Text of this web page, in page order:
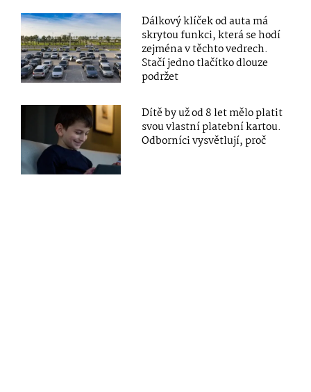
Dálkový klíček od auta má
skrytou funkci, která se hodí
zejména v těchto vedrech.
Stačí jedno tlačítko dlouze
podržet
Dítě by už od 8 let mělo platit
svou vlastní platební kartou.
Odborníci vysvětlují, proč